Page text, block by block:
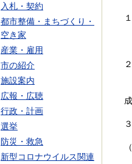
入札・契約
都市整備・まちづくり・
空き家
産業・雇用
市の紹介
施設案内
広報・広聴
行政・計画
選挙
防災・救急
新型コロナウイルス関連